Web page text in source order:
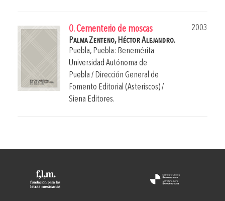
0. Cementerio de moscas
2003
Palma Zenteno, Héctor Alejandro.
Puebla, Puebla: Benemérita
Universidad Autónoma de
Puebla / Dirección General de
Fomento Editorial (Asteriscos) /
Siena Editores.